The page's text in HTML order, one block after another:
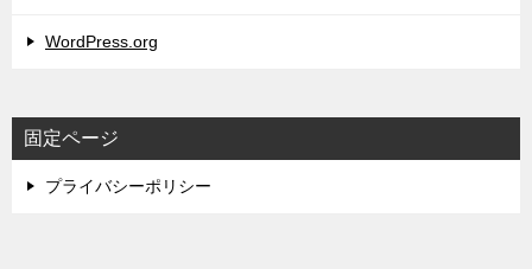
WordPress.org
固定ページ
プライバシーポリシー